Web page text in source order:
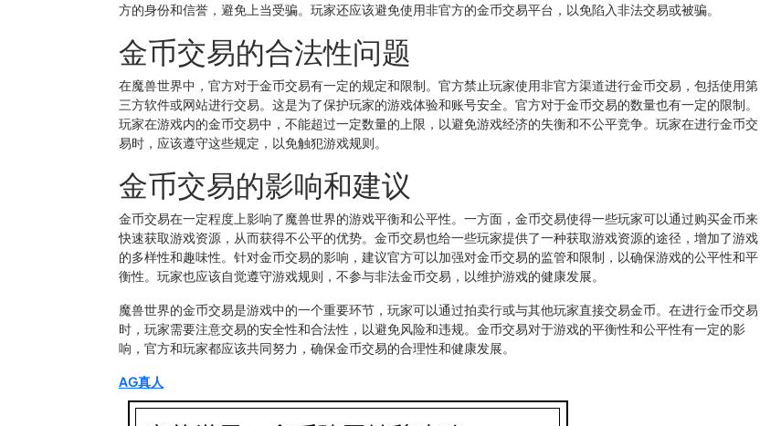
方的身份和信誉，避免上当受骗。玩家还应该避免使用非官方的金币交易平台，以免陷入非法交易或被骗。
金币交易的合法性问题
在魔兽世界中，官方对于金币交易有一定的规定和限制。官方禁止玩家使用非官方渠道进行金币交易，包括使用第
三方软件或网站进行交易。这是为了保护玩家的游戏体验和账号安全。官方对于金币交易的数量也有一定的限制。
玩家在游戏内的金币交易中，不能超过一定数量的上限，以避免游戏经济的失衡和不公平竞争。玩家在进行金币交
易时，应该遵守这些规定，以免触犯游戏规则。
金币交易的影响和建议
金币交易在一定程度上影响了魔兽世界的游戏平衡和公平性。一方面，金币交易使得一些玩家可以通过购买金币来
快速获取游戏资源，从而获得不公平的优势。金币交易也给一些玩家提供了一种获取游戏资源的途径，增加了游戏
的多样性和趣味性。针对金币交易的影响，建议官方可以加强对金币交易的监管和限制，以确保游戏的公平性和平
衡性。玩家也应该自觉遵守游戏规则，不参与非法金币交易，以维护游戏的健康发展。
魔兽世界的金币交易是游戏中的一个重要环节，玩家可以通过拍卖行或与其他玩家直接交易金币。在进行金币交易
时，玩家需要注意交易的安全性和合法性，以避免风险和违规。金币交易对于游戏的平衡性和公平性有一定的影
响，官方和玩家都应该共同努力，确保金币交易的合理性和健康发展。
AG真人